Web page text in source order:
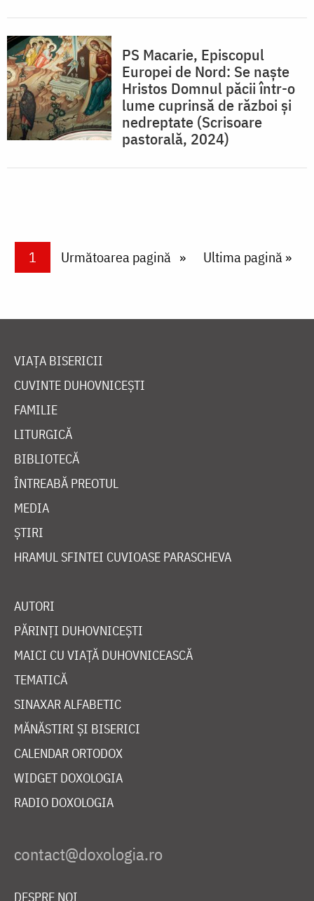
PS Macarie, Episcopul
Europei de Nord: Se naște
Hristos Domnul păcii într-o
lume cuprinsă de război și
nedreptate (Scrisoare
pastorală, 2024)
PaginareCurrent page
1 Next page
Următoarea pagină Last page
Ultima pagină »
VIAȚA BISERICII
CUVINTE DUHOVNICEȘTI
FAMILIE
LITURGICĂ
BIBLIOTECĂ
ÎNTREABĂ PREOTUL
MEDIA
ȘTIRI
HRAMUL SFINTEI CUVIOASE PARASCHEVA
AUTORI
PĂRINȚI DUHOVNICEȘTI
MAICI CU VIAȚĂ DUHOVNICEASCĂ
TEMATICĂ
SINAXAR ALFABETIC
MĂNĂSTIRI ȘI BISERICI
CALENDAR ORTODOX
WIDGET DOXOLOGIA
RADIO DOXOLOGIA
DESPRE NOI